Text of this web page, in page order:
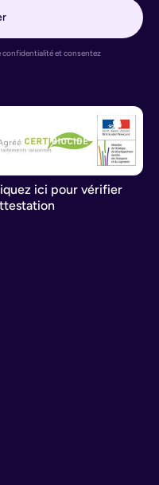
confidentialité et consentez
ici pour vérifier